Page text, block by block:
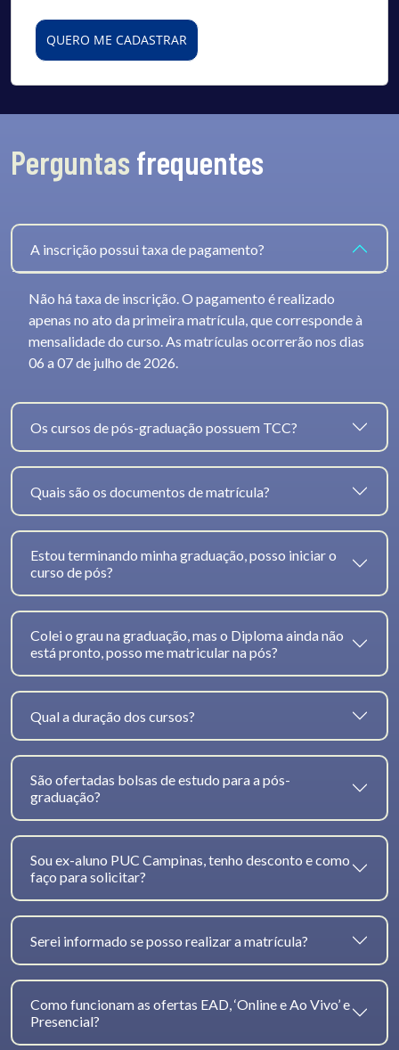
QUERO ME CADASTRAR
Perguntas frequentes
A inscrição possui taxa de pagamento?
Não há taxa de inscrição. O pagamento é realizado
apenas no ato da primeira matrícula, que corresponde à
mensalidade do curso. As matrículas ocorrerão nos dias
06 a 07 de julho de 2026.
Os cursos de pós-graduação possuem TCC?
Quais são os documentos de matrícula?
Estou terminando minha graduação, posso iniciar o
curso de pós?
Colei o grau na graduação, mas o Diploma ainda não
está pronto, posso me matricular na pós?
Qual a duração dos cursos?
São ofertadas bolsas de estudo para a pós-
graduação?
Sou ex-aluno PUC Campinas, tenho desconto e como
faço para solicitar?
Serei informado se posso realizar a matrícula?
Como funcionam as ofertas EAD, ‘Online e Ao Vivo’ e
Presencial?